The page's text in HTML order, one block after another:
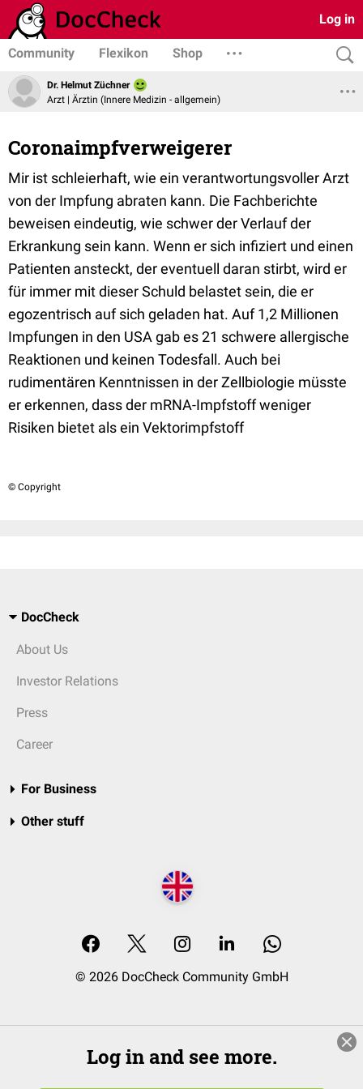
Log in
Community Flexikon Shop
Dr. Helmut Züchner
Arzt | Ärztin (Innere Medizin - allgemein)
Coronaimpfverweigerer
Mir ist schleierhaft, wie ein verantwortungsvoller Arzt
von der Impfung abraten kann. Die Fachberichte
beweisen eindeutig, wie schwer der Verlauf der
Erkrankung sein kann. Wenn er sich infiziert und einen
Patienten ansteckt, der eventuell daran stirbt, wird er
für immer mit dieser Schuld belastet sein, die er
egozentrisch auf sich geladen hat. Auf 1,2 Millionen
Impfungen in den USA gab es 21 schwere allergische
Reaktionen und keinen Todesfall. Auch bei
rudimentären Kenntnissen in der Zellbiologie müsste
er erkennen, dass der mRNA-Impfstoff weniger
Risiken bietet als ein Vektorimpfstoff
© Copyright
DocCheck
About Us
Investor Relations
Press
Career
For Business
Other stuff
© 2026 DocCheck Community GmbH
Log in and see more.